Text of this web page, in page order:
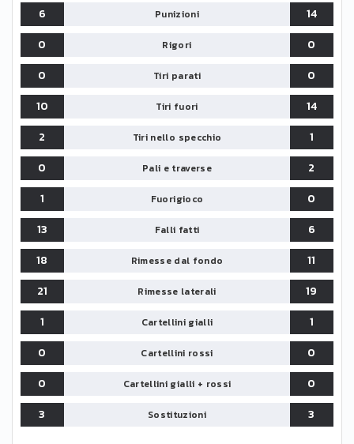
6
Punizioni
14
0
Rigori
0
0
Tiri parati
0
10
Tiri fuori
14
2
Tiri nello specchio
1
0
Pali e traverse
2
1
Fuorigioco
0
13
Falli fatti
6
18
Rimesse dal fondo
11
21
Rimesse laterali
19
1
Cartellini gialli
1
0
Cartellini rossi
0
0
Cartellini gialli + rossi
0
3
Sostituzioni 3